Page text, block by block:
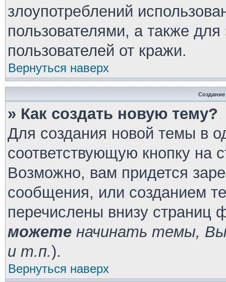
злоупотреблений
пользователями, а также
пользователей от кражи.
Вернуться наверх
» Как создать новую тему?
Для создания новой темы в
соответствующую кнопку на
Возможно, вам придется
сообщения, или созданием
перечислены внизу страниц
можете начинать темы,
и т.п.).
Вернуться наверх